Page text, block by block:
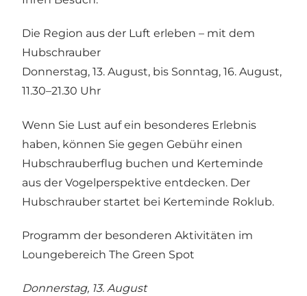
Die Region aus der Luft erleben – mit dem
Hubschrauber
Donnerstag, 13. August, bis Sonntag, 16. August,
11.30–21.30 Uhr
Wenn Sie Lust auf ein besonderes Erlebnis
haben, können Sie gegen Gebühr einen
Hubschrauberflug buchen und Kerteminde
aus der Vogelperspektive entdecken. Der
Hubschrauber startet bei Kerteminde Roklub.
Programm der besonderen Aktivitäten im
Loungebereich The Green Spot
Donnerstag, 13. August